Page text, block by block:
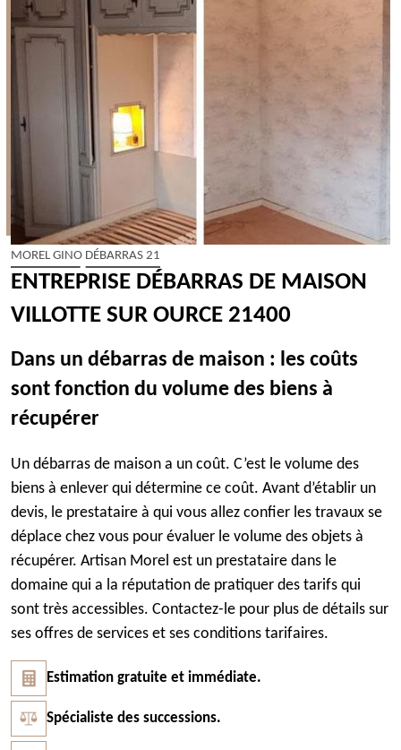
MOREL GINO DÉBARRAS 21
ENTREPRISE DÉBARRAS DE MAISON
VILLOTTE SUR OURCE 21400
Dans un débarras de maison : les coûts
sont fonction du volume des biens à
récupérer
Un débarras de maison a un coût. C’est le volume des
biens à enlever qui détermine ce coût. Avant d’établir un
devis, le prestataire à qui vous allez confier les travaux se
déplace chez vous pour évaluer le volume des objets à
récupérer. Artisan Morel est un prestataire dans le
domaine qui a la réputation de pratiquer des tarifs qui
sont très accessibles. Contactez-le pour plus de détails sur
ses offres de services et ses conditions tarifaires.
Estimation gratuite et immédiate.
Spécialiste des successions.